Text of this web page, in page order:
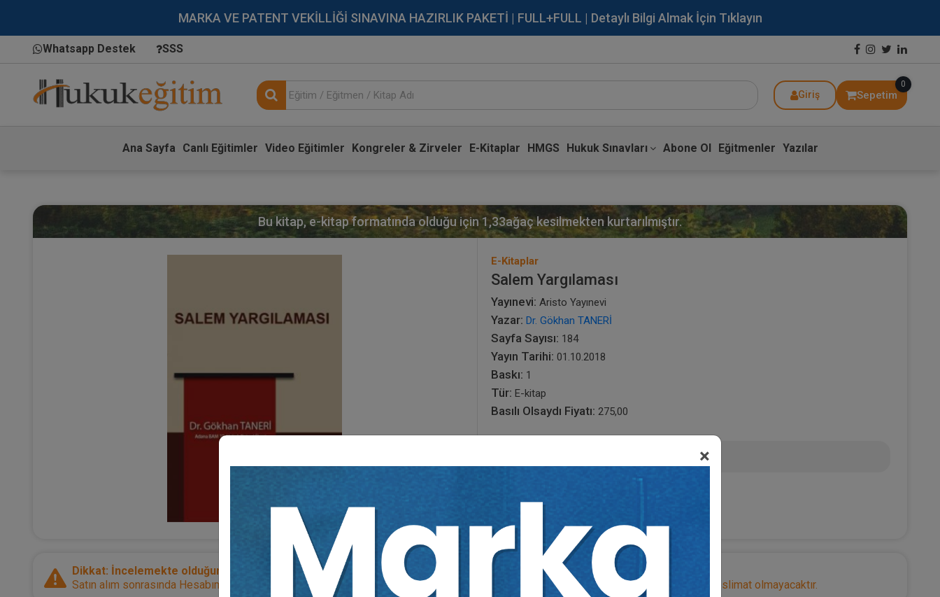
MARKA VE PATENT VEKİLLİĞİ SINAVINA HAZIRLIK PAKETİ | FULL+FULL | Detaylı Bilgi Almak İçin Tıklayın
Whatsapp Destek SSS
Giriş Sepetim
0
Ana Sayfa Canlı Eğitimler Video Eğitimler Kongreler & Zirveler E-Kitaplar HMGS Hukuk Sınavları Abone Ol Eğitmenler Yazılar
×
Bu kitap, e-kitap formatında olduğu için1,33ağaç kesilmekten kurtarılmıştır.
E-Kitaplar
Salem Yargılaması
Yayınevi: Aristo Yayınevi
Yazar: Dr. Gökhan TANERİ
Sayfa Sayısı: 184
Yayın Tarihi: 01.10.2018
Baskı: 1
Tür: E-kitap
Basılı Olsaydı Fiyatı: 275,00
Dikkat: İncelemekte olduğunuz ürün bir e-kitaptır.
Satın alım sonrasında Hesabım sayfanız üzerinden direkt olarak ulaşabilir ve cihazlarınızdan okuyabilirsiniz. Adresinize herhangi bir teslimat olmayacaktır.